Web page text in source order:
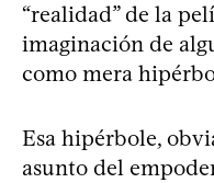
“realidad” de la
imaginación de
como mera
Esa hipérbole,
asunto del